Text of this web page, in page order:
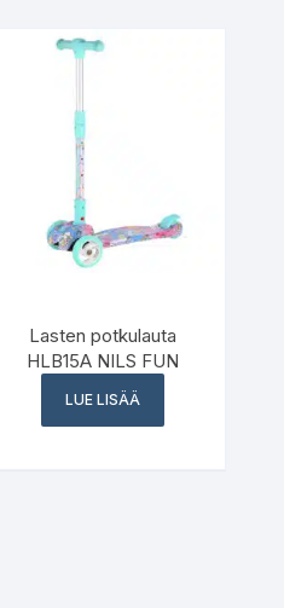
Lasten potkulauta
HLB15A NILS FUN
LUE LISÄÄ